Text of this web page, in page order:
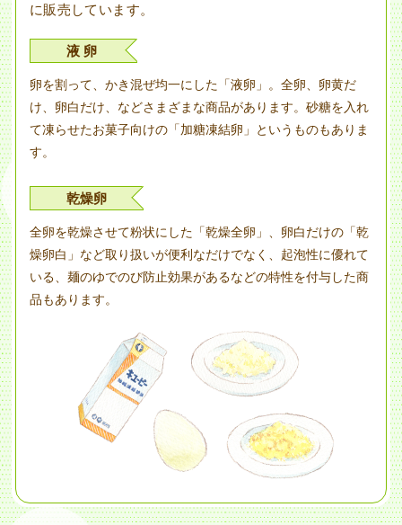
に販売しています。
液 卵
卵を割って、かき混ぜ均一にした「液卵」。全卵、卵黄だ
け、卵白だけ、などさまざまな商品があります。砂糖を入れ
て凍らせたお菓子向けの「加糖凍結卵」というものもありま
す。
乾燥卵
全卵を乾燥させて粉状にした「乾燥全卵」、卵白だけの「乾
燥卵白」など取り扱いが便利なだけでなく、起泡性に優れて
いる、麺のゆでのび防止効果があるなどの特性を付与した商
品もあります。